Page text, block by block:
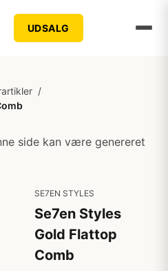
UDSALG
/
side kan være genereret
SE7EN STYLES
Se7en Styles
Gold Flattop
Comb